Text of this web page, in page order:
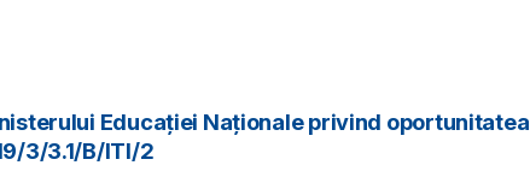
Educației Naționale privind oportunitatea
3/3.1/B/ITI/2